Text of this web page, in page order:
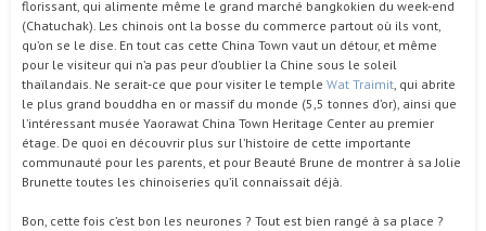
florissant, qui alimente même le grand marché bangkokien du week-end
(Chatuchak). Les chinois ont la bosse du commerce partout où ils vont,
qu’on se le dise. En tout cas cette China Town vaut un détour, et même
pour le visiteur qui n’a pas peur d’oublier la Chine sous le soleil
thaïlandais. Ne serait-ce que pour visiter le temple Wat Traimit, qui abrite
le plus grand bouddha en or massif du monde (5,5 tonnes d’or), ainsi que
l’intéressant musée Yaorawat China Town Heritage Center au premier
étage. De quoi en découvrir plus sur l’histoire de cette importante
communauté pour les parents, et pour Beauté Brune de montrer à sa Jolie
Brunette toutes les chinoiseries qu’il connaissait déjà.
Bon, cette fois c’est bon les neurones ? Tout est bien rangé à sa place ?